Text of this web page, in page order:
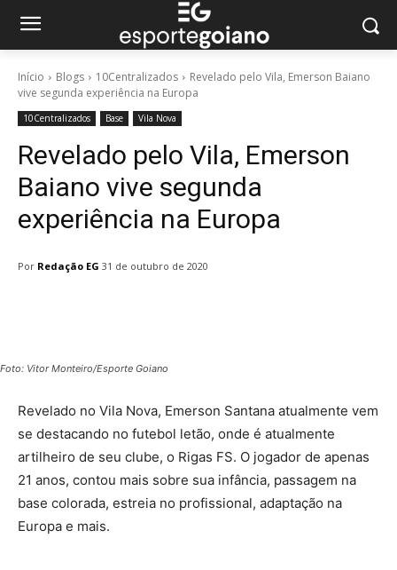
Início Blogs 10Centralizados
Revelado pelo Vila, Emerson Baiano
vive segunda experiência na Europa
10Centralizados Base Vila Nova
Revelado pelo Vila, Emerson
Baiano vive segunda
experiência na Europa
Por Redação EG 31 de outubro de 2020
Foto: Vitor Monteiro/Esporte Goiano
Revelado no Vila Nova, Emerson Santana atualmente vem
se destacando no futebol letão, onde é atualmente
artilheiro de seu clube, o Rigas FS. O jogador de apenas
21 anos, contou mais sobre sua infância, passagem na
base colorada, estreia no profissional, adaptação na
Europa e mais.